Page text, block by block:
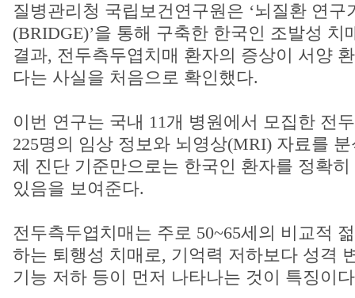
질병관리청 국립보건연구원은 ‘뇌질환 연구
(BRIDGE)’을 통해 구축한 한국인 조발성 치
결과, 전두측두엽치매 환자의 증상이 서양
다는 사실을 처음으로 확인했다.
이번 연구는 국내 11개 병원에서 모집한 전
225명의 임상 정보와 뇌영상(MRI) 자료를
제 진단 기준만으로는 한국인 환자를 정확
있음을 보여준다.
전두측두엽치매는 주로 50~65세의 비교적
하는 퇴행성 치매로, 기억력 저하보다 성격
기능 저하 등이 먼저 나타나는 것이 특징이